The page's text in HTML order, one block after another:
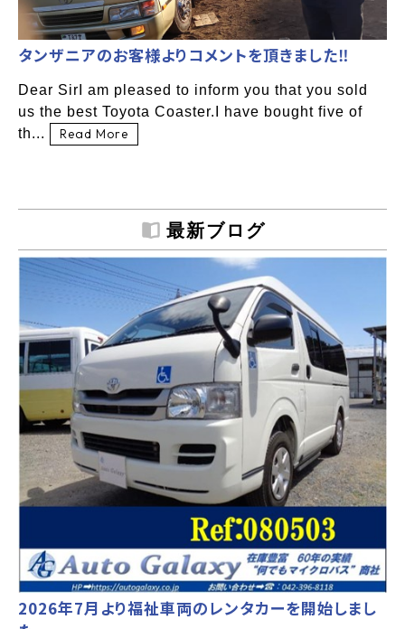
タンザニアのお客様よりコメントを頂きました‼
Dear SirI am pleased to inform you that you sold
us the best Toyota Coaster.I have bought five of
th...
Read More
最新ブログ
2026年7月より福祉車両のレンタカーを開始しまし